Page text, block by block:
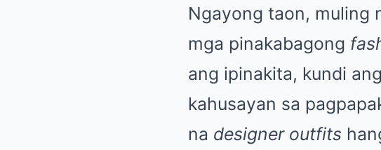
Ngayong taon, muling
mga pinakabagong
ang ipinakita, kundi
kahusayan sa
na designer outfits